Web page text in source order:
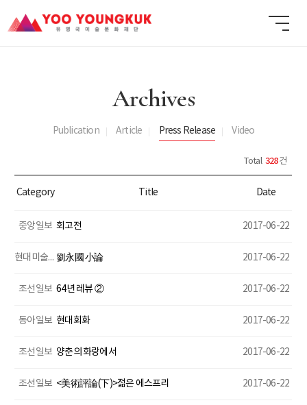
Archives
Publication Article Press Release Video
Total 328건
Category Title Date
중앙일보 회고전 2017-06-22
현대미술관회 劉永國 小論 2017-06-22
조선일보 64년 레뷰 ② 2017-06-22
동아일보 현대회화 2017-06-22
조선일보 양춘의 화랑에서 2017-06-22
조선일보 <美術評論(下)>젊은 에스프리 2017-06-22